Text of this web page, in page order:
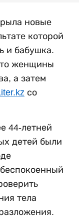
новые
которой
и бабушка.
женщины
а затем
со
44-летней
детей были
тела